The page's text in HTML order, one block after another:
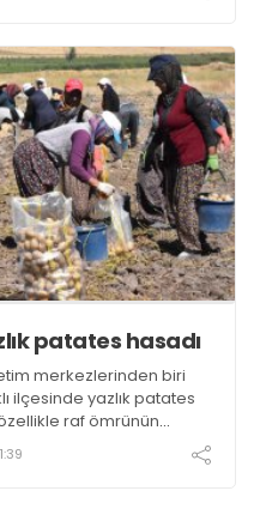
patates hasadı
merkezlerinden biri
ilçesinde yazlık patates
raf ömrünün
tüketimde
tercih edildiğini belirtti